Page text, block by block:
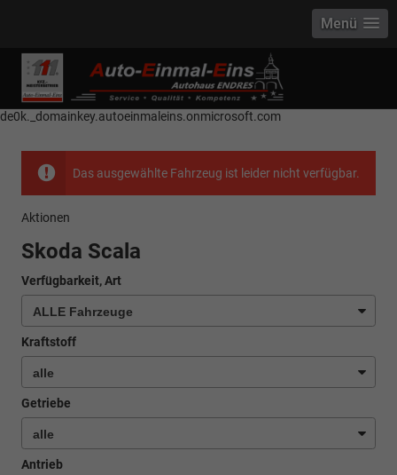
------------ Host Name : selector1._domainkey Points to address or value:
selector1-aee-de0k._domainkey.autoeinmaleins.onmicrosoft.com Host
Name : selector2._domainkey Points to address or value: selector2-aee-
de0k._domainkey.autoeinmaleins.onmicrosoft.com
Menü
Das ausgewählte Fahrzeug ist leider nicht verfügbar.
Aktionen
Skoda Scala
Verfügbarkeit, Art
Kraftstoff
Getriebe
Antrieb